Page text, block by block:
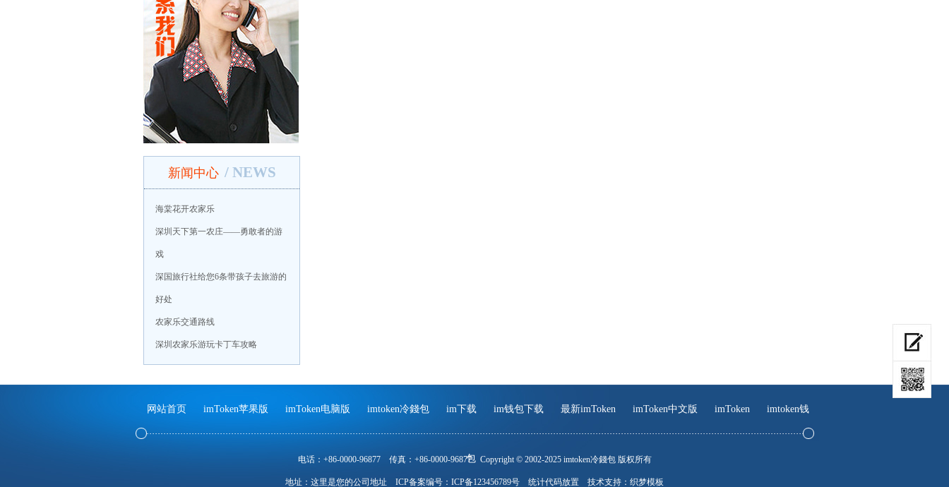
新闻中心 / NEWS
海棠花开农家乐
深圳天下第一农庄——勇敢者的游
戏
深国旅行社给您6条带孩子去旅游的
好处
农家乐交通路线
深圳农家乐游玩卡丁车攻略
网站首页 imToken苹果版 imToken电脑版 imtoken冷錢包 im下载 im钱包下载 最新imToken imToken中文版 imToken imtoken钱
包
电话：+86-0000-96877 传真：+86-0000-96877 Copyright © 2002-2025 imtoken冷錢包 版权所有
地址：这里是您的公司地址 ICP备案编号：ICP备123456789号 统计代码放置 技术支持： 织梦模板